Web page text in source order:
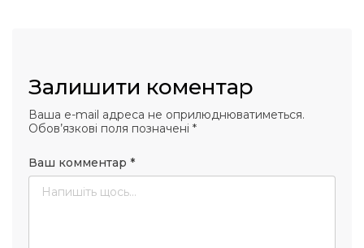
Залишити коментар
Ваша e-mail адреса не оприлюднюватиметься.
Обов’язкові поля позначені *
Ваш комментар *